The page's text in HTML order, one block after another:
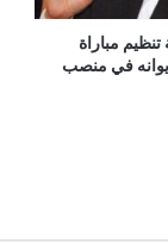
مباراة
في منصب